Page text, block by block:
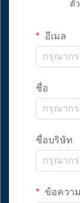
ตั
อีเมล
ชื่อ
ชื่อบริษัท
ข้อความ